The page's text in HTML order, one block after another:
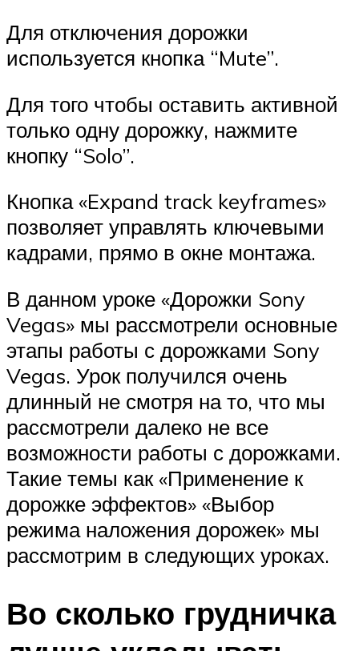
Для отключения дорожки
используется кнопка “Mute”.
Для того чтобы оставить активной
только одну дорожку, нажмите
кнопку “Solo”.
Кнопка «Expand track keyframes»
позволяет управлять ключевыми
кадрами, прямо в окне монтажа.
В данном уроке «Дорожки Sony
Vegas» мы рассмотрели основные
этапы работы с дорожками Sony
Vegas. Урок получился очень
длинный не смотря на то, что мы
рассмотрели далеко не все
возможности работы с дорожками.
Такие темы как «Применение к
дорожке эффектов» «Выбор
режима наложения дорожек» мы
рассмотрим в следующих уроках.
Во сколько грудничка